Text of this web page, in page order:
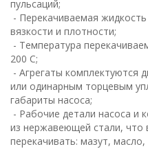
пульсаций;
- Перекачиваемая
вязкости и плотности;
- Температура
200 С;
- Агрегаты комплектуются
или одинарным торцевым
габариты насоса;
- Рабочие детали насоса и
из нержавеющей стали, что
перекачивать: мазут,